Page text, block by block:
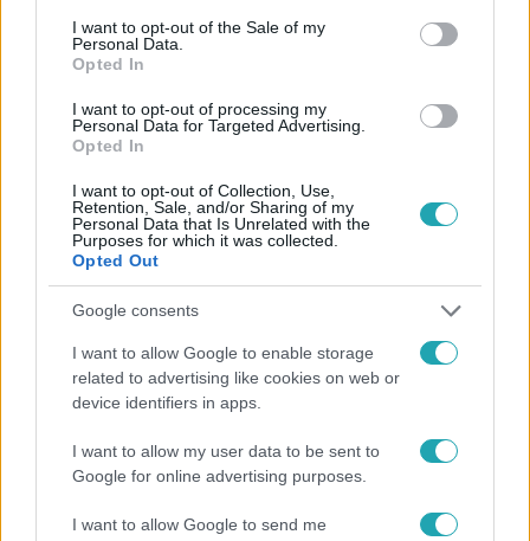
consent section.
I want to opt-out of the Sale of my
Personal Data.
Opted In
I want to opt-out of processing my
Personal Data for Targeted Advertising.
Opted In
I want to opt-out of Collection, Use,
Retention, Sale, and/or Sharing of my
Personal Data that Is Unrelated with the
Purposes for which it was collected.
Opted Out
Google consents
I want to allow Google to enable storage
related to advertising like cookies on web or
device identifiers in apps.
I want to allow my user data to be sent to
Google for online advertising purposes.
I want to allow Google to send me
BALESET-BŰNÜGY #BŰNÜGY #VEREKEDÉS
Népszerű